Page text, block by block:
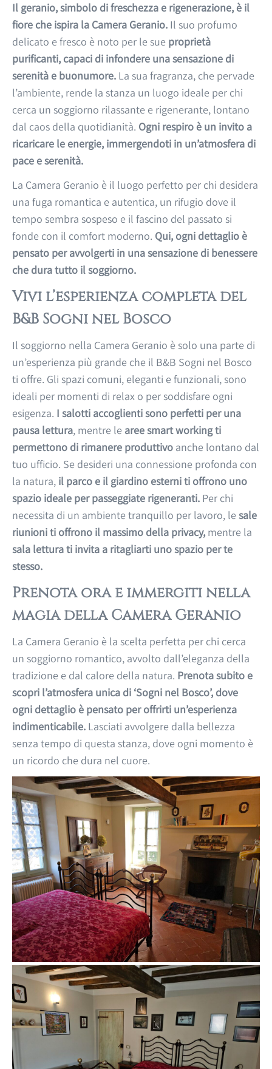
Il geranio, simbolo di freschezza e rigenerazione, è il
fiore che ispira la Camera Geranio. Il suo profumo
delicato e fresco è noto per le sue proprietà
purificanti, capaci di infondere una sensazione di
serenità e buonumore. La sua fragranza, che pervade
l’ambiente, rende la stanza un luogo ideale per chi
cerca un soggiorno rilassante e rigenerante, lontano
dal caos della quotidianità. Ogni respiro è un invito a
ricaricare le energie, immergendoti in un’atmosfera di
pace e serenità.
La Camera Geranio è il luogo perfetto per chi desidera
una fuga romantica e autentica, un rifugio dove il
tempo sembra sospeso e il fascino del passato si
fonde con il comfort moderno. Qui, ogni dettaglio è
pensato per avvolgerti in una sensazione di benessere
che dura tutto il soggiorno.
Vivi l’esperienza completa del
B&B Sogni nel Bosco
Il soggiorno nella Camera Geranio è solo una parte di
un’esperienza più grande che il B&B Sogni nel Bosco
ti offre. Gli spazi comuni, eleganti e funzionali, sono
ideali per momenti di relax o per soddisfare ogni
esigenza. I salotti accoglienti sono perfetti per una
pausa lettura, mentre le aree smart working ti
permettono di rimanere produttivo anche lontano dal
tuo ufficio. Se desideri una connessione profonda con
la natura, il parco e il giardino esterni ti offrono uno
spazio ideale per passeggiate rigeneranti. Per chi
necessita di un ambiente tranquillo per lavoro, le sale
riunioni ti offrono il massimo della privacy, mentre la
sala lettura ti invita a ritagliarti uno spazio per te
stesso.
Prenota ora e immergiti nella
magia della Camera Geranio
La Camera Geranio è la scelta perfetta per chi cerca
un soggiorno romantico, avvolto dall’eleganza della
tradizione e dal calore della natura. Prenota subito e
scopri l’atmosfera unica di ‘Sogni nel Bosco’, dove
ogni dettaglio è pensato per offrirti un’esperienza
indimenticabile. Lasciati avvolgere dalla bellezza
senza tempo di questa stanza, dove ogni momento è
un ricordo che dura nel cuore.